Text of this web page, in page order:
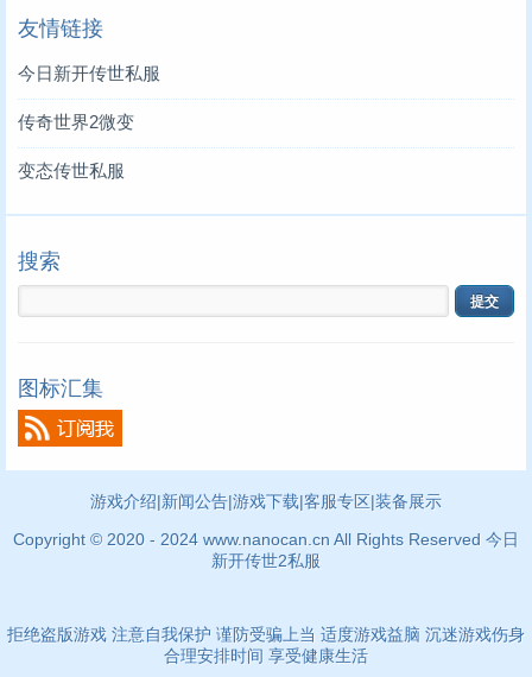
友情链接
今日新开传世私服
传奇世界2微变
变态传世私服
搜索
图标汇集
游戏介绍|新闻公告|游戏下载|客服专区|装备展示
Copyright © 2020 - 2024 www.nanocan.cn All Rights Reserved 今日
新开传世2私服
拒绝盗版游戏 注意自我保护 谨防受骗上当 适度游戏益脑 沉迷游戏伤身
合理安排时间 享受健康生活